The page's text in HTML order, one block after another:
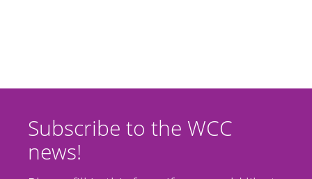
Subscribe to the WCC
news!